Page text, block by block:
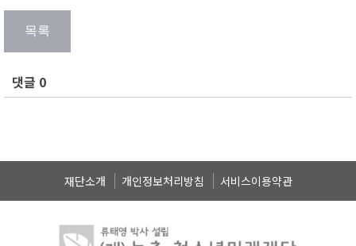
댓글 0
재단소개 개인정보처리방침 서비스이용약관